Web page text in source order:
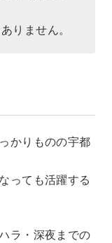
りません。
かりものの宇都
っても活躍する
ラ・深夜までの